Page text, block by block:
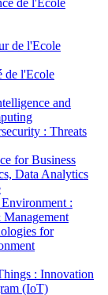
de l'Ecole
de l'Ecole
de l'Ecole
and
: Threats
for Business
Data Analytics
:
for
: Innovation
(IoT)